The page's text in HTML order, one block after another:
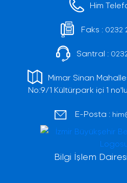
Him
Faks : 0232
Santral :
Mimar Sinan
No:9/1 Kültürpark içi 1
E-Posta :
Bilgi İşlem